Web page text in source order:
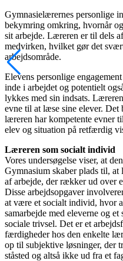
Gymnasielærernes personlige
bekymring omkring, hvornår
sit arbejde. Læreren er til dels
medvirken, hvilket gør det
arbejdsområde.
Elevens personlige
inde i arbejdet og potentielt
lykkes med sin indsats.
evne til at læse sine elever.
læreren har kompetente evner
elev og situation på retfærdig
Læreren som socialt individ
Vores undersøgelse viser, at
Gymnasium skaber plads til,
af arbejde, der rækker ud over
Disse arbejdsopgaver
at være et socialt individ, hvor
samarbejde med eleverne og
sociale trivsel. Det er et
færdigheder hos den enkelte
op til subjektive løsninger, der
ståsted og altså ikke ud fra et